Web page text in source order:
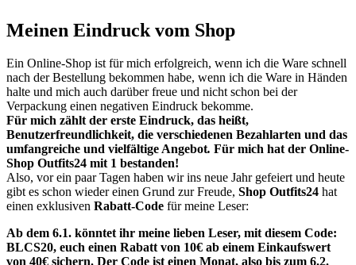
Meinen Eindruck vom Shop
Ein Online-Shop ist für mich erfolgreich, wenn ich die Ware schnell
nach der Bestellung bekommen habe, wenn ich die Ware in Händen
halte und mich auch darüber freue und nicht schon bei der
Verpackung einen negativen Eindruck bekomme.
Für mich zählt der erste Eindruck, das heißt,
Benutzerfreundlichkeit, die verschiedenen Bezahlarten und das
umfangreiche und vielfältige Angebot. Für mich hat der Online-
Shop Outfits24 mit 1 bestanden!
Also, vor ein paar Tagen haben wir ins neue Jahr gefeiert und heute
gibt es schon wieder einen Grund zur Freude, Shop Outfits24 hat
einen exklusiven Rabatt-Code für meine Leser:
Ab dem 6.1. könntet ihr meine lieben Leser, mit diesem Code:
BLCS20, euch einen Rabatt von 10€ ab einem Einkaufswert
von 40€ sichern. Der Code ist einen Monat, also bis zum 6.2.